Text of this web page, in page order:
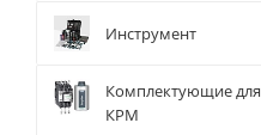
Инструмент
Комплектующие для
КРМ